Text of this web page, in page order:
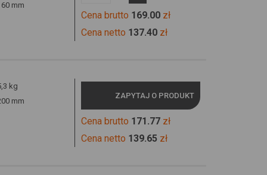
mm
Cena brutto 169.00zł
Cena netto 137.40zł
kg
mm
ZAPYTAJ O PRODUKT
Cena brutto 171.77zł
Cena netto 139.65 zł